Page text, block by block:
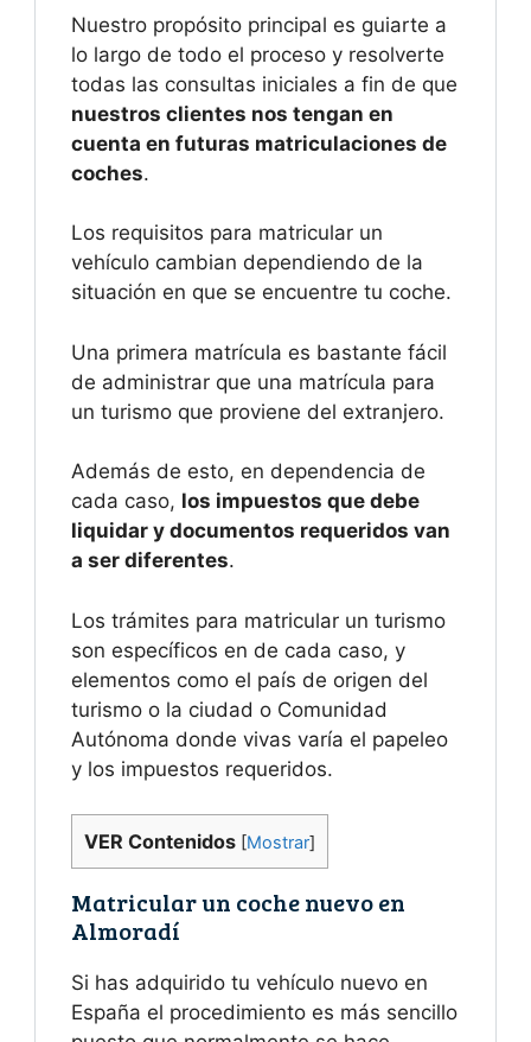
Nuestro propósito principal es guiarte a
lo largo de todo el proceso y resolverte
todas las consultas iniciales a fin de que
nuestros clientes nos tengan en
cuenta en futuras matriculaciones de
coches.
Los requisitos para matricular un
vehículo cambian dependiendo de la
situación en que se encuentre tu coche.
Una primera matrícula es bastante fácil
de administrar que una matrícula para
un turismo que proviene del extranjero.
Además de esto, en dependencia de
cada caso, los impuestos que debe
liquidar y documentos requeridos van
a ser diferentes.
Los trámites para matricular un turismo
son específicos en de cada caso, y
elementos como el país de origen del
turismo o la ciudad o Comunidad
Autónoma donde vivas varía el papeleo
y los impuestos requeridos.
VER Contenidos [Mostrar]
Matricular un coche nuevo en
Almoradí
Si has adquirido tu vehículo nuevo en
España el procedimiento es más sencillo